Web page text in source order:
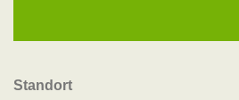
Standort